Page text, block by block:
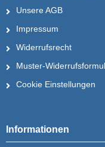
Unsere AGB
Impressum
Widerrufsrecht
Muster-
Cookie Einstellungen
Informationen